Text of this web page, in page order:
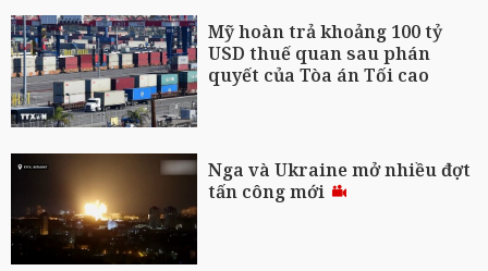
Mỹ hoàn trả khoảng 100 tỷ
USD thuế quan sau phán
quyết của Tòa án Tối cao
Nga và Ukraine mở nhiều đợt
tấn công mới